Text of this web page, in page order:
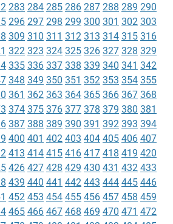
283 284 285 286 287 288 289 290
296 297 298 299 300 301 302 303
309 310 311 312 313 314 315 316
322 323 324 325 326 327 328 329
335 336 337 338 339 340 341 342
348 349 350 351 352 353 354 355
361 362 363 364 365 366 367 368
374 375 376 377 378 379 380 381
387 388 389 390 391 392 393 394
400 401 402 403 404 405 406 407
413 414 415 416 417 418 419 420
426 427 428 429 430 431 432 433
439 440 441 442 443 444 445 446
452 453 454 455 456 457 458 459
465 466 467 468 469 470 471 472